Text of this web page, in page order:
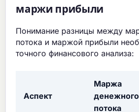
маржи прибыли
Понимание разницы между
потока и маржой прибыли
точного финансового анализа:
Аспект
Маржа
денежного
потока